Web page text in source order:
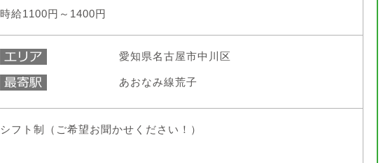
時給1100円～1400円
愛知県名古屋市中川区
あおなみ線荒子
シフト制（ご希望お聞かせください！）